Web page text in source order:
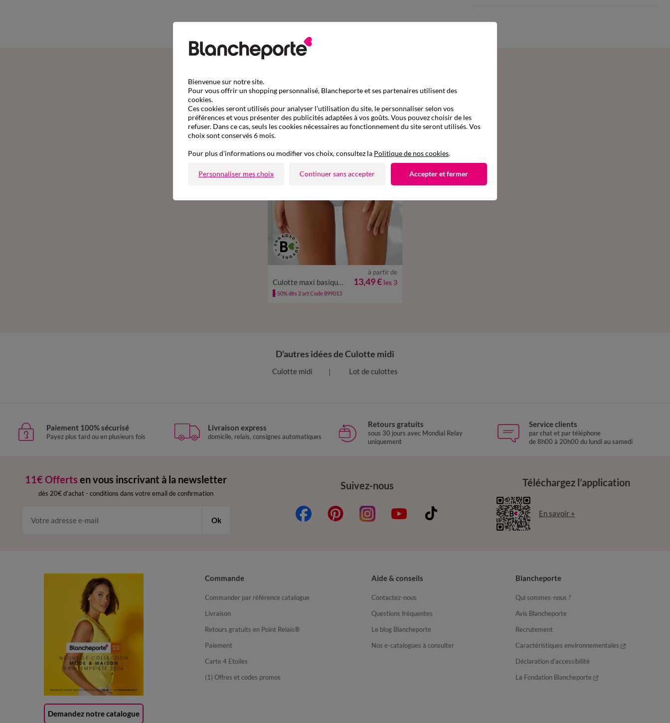
54/56
Culotte maxi basique - lot de 3
à partir de
13,49 € les 3
-50% dès 2 art Code 899013
D'autres idées de Culotte midi
Culotte midi Lot de culottes
Paiement 100% sécurisé
Payez plus tard ou en plusieurs fois
Livraison express
domicile, relais, consignes automatiques
Retours gratuits
sous 30 jours avec Mondial Relay
uniquement
Service clients
par chat et par téléphone
de 8h00 à 20h00 du lundi au samedi
11€ Offerts en vous inscrivant à la newsletter
dès 20€ d’achat - conditions dans votre email de confirmation
Ok
Suivez-nous Téléchargez l’application
En savoir +
Demandez notre catalogue
Commande
Commander par référence catalogue
Livraison
Retours gratuits en Point Relais®
Paiement
Carte 4 Etoiles
(1) Offres et codes promos
Aide & conseils
Contactez-nous
Questions fréquentes
Le blog Blancheporte
Nos e-catalogues à consulter
Blancheporte
Qui sommes-nous ?
Avis Blancheporte
Recrutement
Caractéristiques environnementales
Déclaration d’accessibilité
La Fondation Blancheporte
Bienvenue sur notre site.
Pour vous offrir un shopping personnalisé, Blancheporte et ses partenaires utilisent des
cookies.
Ces cookies seront utilisés pour analyser l'utilisation du site, le personnaliser selon vos
préférences et vous présenter des publicités adaptées à vos goûts. Vous pouvez choisir de les
refuser. Dans ce cas, seuls les cookies nécessaires au fonctionnement du site seront utilisés. Vos
choix sont conservés 6 mois.
Pour plus d'informations ou modifier vos choix, consultez la Politique de nos cookies.
Personnaliser mes choix Continuer sans accepter Accepter et fermer